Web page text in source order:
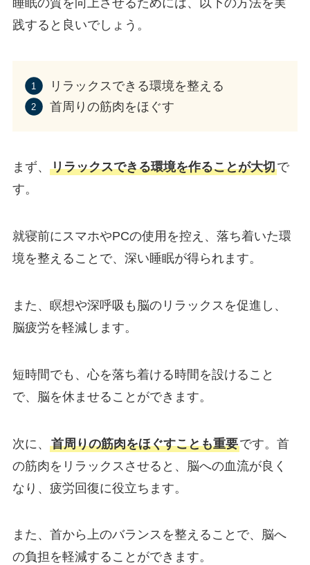
睡眠の質を向上させるためには、以下の方法を実
践すると良いでしょう。
リラックスできる環境を整える
首周りの筋肉をほぐす
まず、 リラックスできる環境を作ることが大切で
す。
就寝前にスマホやPCの使用を控え、落ち着いた環
境を整えることで、深い睡眠が得られます。
また、瞑想や深呼吸も脳のリラックスを促進し、
脳疲労を軽減します。
短時間でも、心を落ち着ける時間を設けること
で、脳を休ませることができます。
次に、 首周りの筋肉をほぐすことも重要です。首
の筋肉をリラックスさせると、脳への血流が良く
なり、疲労回復に役立ちます。
また、首から上のバランスを整えることで、脳へ
の負担を軽減することができます。